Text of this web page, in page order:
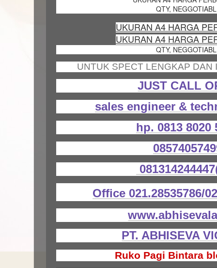
QTY,
UKURAN A4 HARGA
UKURAN A4 HARGA
QTY,
UNTUK SPECT LENGKAP DAN
JUST CALL
sales engineer &
hp. 0813
Office 021.28535786/
PT. ABHISEVA
Ruko Pagi Bintara